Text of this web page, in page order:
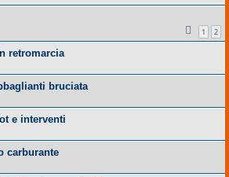
1 2
retromarcia
bruciata
e interventi
carburante